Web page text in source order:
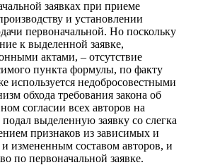
заявках при приеме
и установлении
первоначальной. Но поскольку
к выделенной заявке,
актами, – отсутствие
пункта формулы, по факту
используется недобросовестными
обхода требования закона об
согласии всех авторов на
выделенную заявку со слегка
признаков из зависимых и
измененным составом авторов, и
по первоначальной заявке.